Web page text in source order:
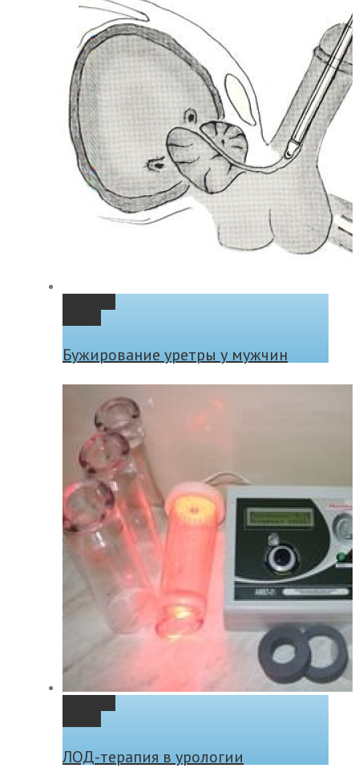
Бужирование уретры у мужчин
ЛОД-терапия в урологии